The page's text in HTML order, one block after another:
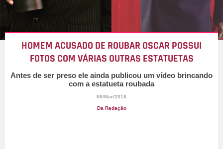
HOMEM ACUSADO DE ROUBAR OSCAR POSSUI
FOTOS COM VÁRIAS OUTRAS ESTATUETAS
Antes de ser preso ele ainda publicou um vídeo brincando
com a estatueta roubada
06/Mar/2018
Da Redação